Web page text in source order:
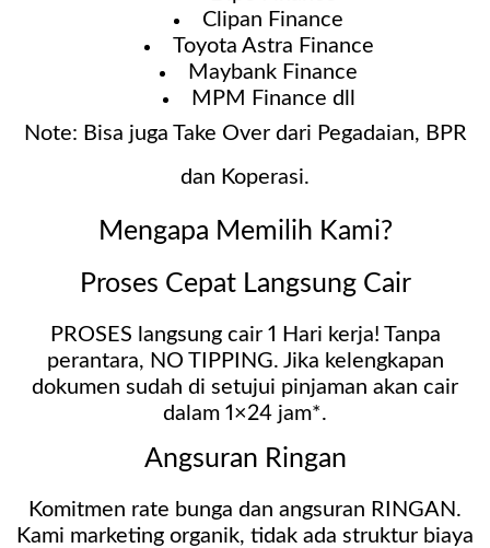
Clipan Finance
Toyota Astra Finance
Maybank Finance
MPM Finance dll
Note: Bisa juga Take Over dari Pegadaian, BPR
dan Koperasi.
Mengapa Memilih Kami?
Proses Cepat Langsung Cair
PROSES langsung cair 1 Hari kerja! Tanpa
perantara, NO TIPPING. Jika kelengkapan
dokumen sudah di setujui pinjaman akan cair
dalam 1×24 jam*.
Angsuran Ringan
Komitmen rate bunga dan angsuran RINGAN.
Kami marketing organik, tidak ada struktur biaya